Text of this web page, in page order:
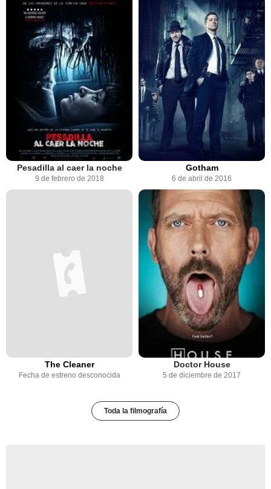
Pesadilla al caer la noche
9 de febrero de 2018
Gotham
6 de abril de 2016
The Cleaner
Fecha de estreno desconocida
Doctor House
5 de diciembre de 2017
Toda la filmografía